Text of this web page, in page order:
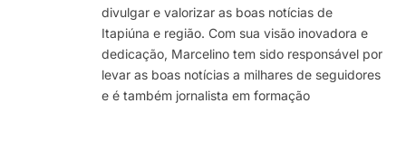
divulgar e valorizar as boas notícias de
Itapiúna e região. Com sua visão inovadora e
dedicação, Marcelino tem sido responsável por
levar as boas notícias a milhares de seguidores
e é também jornalista em formação